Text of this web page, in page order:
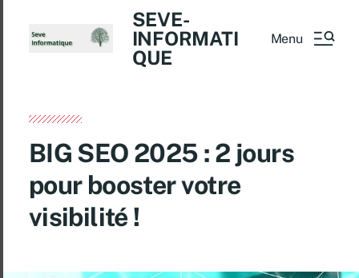
SEVE-
INFORMATI
QUE
Menu
BIG SEO 2025 : 2 jours
pour booster votre
visibilité !